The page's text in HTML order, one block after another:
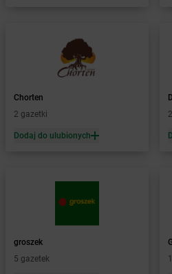
Baniocha
Baranowo
Barcin
Żabka Bardo
Żabka Barlinek
Żabka Barniewice
Baruchowo
Barwałd Średni
Chorten
2 gazetki
Dodaj do ulubionych
groszek
5 gazetek